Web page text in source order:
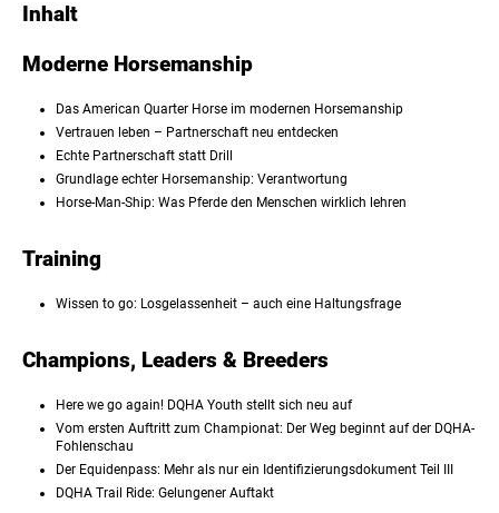
Inhalt
Moderne Horsemanship
Das American Quarter Horse im modernen Horsemanship
Vertrauen leben – Partnerschaft neu entdecken
Echte Partnerschaft statt Drill
Grundlage echter Horsemanship: Verantwortung
Horse-Man-Ship: Was Pferde den Menschen wirklich lehren
Training
Wissen to go: Losgelassenheit – auch eine Haltungsfrage
Champions, Leaders & Breeders
Here we go again! DQHA Youth stellt sich neu auf
Vom ersten Auftritt zum Championat: Der Weg beginnt auf der DQHA-
Fohlenschau
Der Equidenpass: Mehr als nur ein Identifizierungsdokument Teil III
DQHA Trail Ride: Gelungener Auftakt